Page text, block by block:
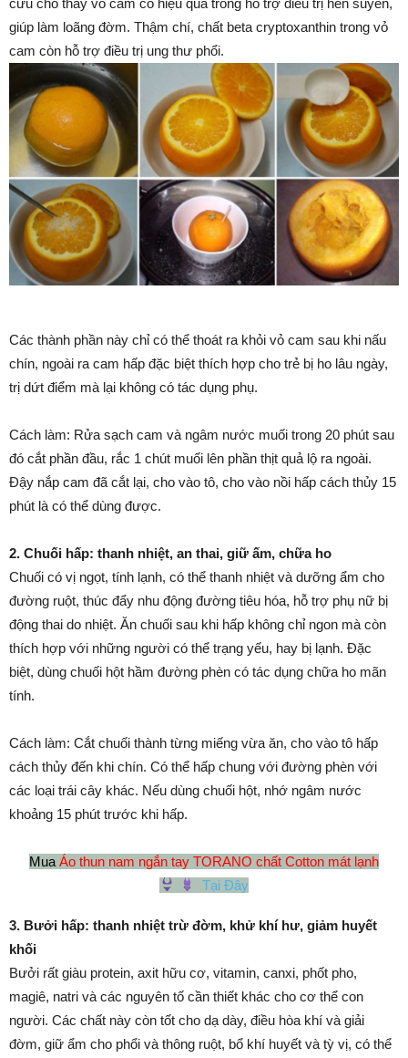
cứu cho thấy vỏ cam có hiệu quả trong hỗ trợ điều trị hen suyễn,
giúp làm loãng đờm. Thậm chí, chất beta cryptoxanthin trong vỏ
cam còn hỗ trợ điều trị ung thư phổi.
Các thành phần này chỉ có thể thoát ra khỏi vỏ cam sau khi nấu
chín, ngoài ra cam hấp đặc biệt thích hợp cho trẻ bị ho lâu ngày,
trị dứt điểm mà lại không có tác dụng phụ.
Cách làm: Rửa sạch cam và ngâm nước muối trong 20 phút sau
đó cắt phần đầu, rắc 1 chút muối lên phần thịt quả lộ ra ngoài.
Đậy nắp cam đã cắt lại, cho vào tô, cho vào nồi hấp cách thủy 15
phút là có thể dùng được.
2. Chuối hấp: thanh nhiệt, an thai, giữ ấm, chữa ho
Chuối có vị ngọt, tính lạnh, có thể thanh nhiệt và dưỡng ẩm cho
đường ruột, thúc đẩy nhu động đường tiêu hóa, hỗ trợ phụ nữ bị
động thai do nhiệt. Ăn chuối sau khi hấp không chỉ ngon mà còn
thích hợp với những người có thể trạng yếu, hay bị lạnh. Đặc
biệt, dùng chuối hột hầm đường phèn có tác dụng chữa ho mãn
tính.
Cách làm: Cắt chuối thành từng miếng vừa ăn, cho vào tô hấp
cách thủy đến khi chín. Có thể hấp chung với đường phèn với
các loại trái cây khác. Nếu dùng chuối hột, nhớ ngâm nước
khoảng 15 phút trước khi hấp.
Mua Áo thun nam ngắn tay TORANO chất Cotton mát lạnh
Tại Đây
3. Bưởi hấp: thanh nhiệt trừ đờm, khử khí hư, giảm huyết
khối
Bưởi rất giàu protein, axit hữu cơ, vitamin, canxi, phốt pho,
magiê, natri và các nguyên tố cần thiết khác cho cơ thể con
người. Các chất này còn tốt cho dạ dày, điều hòa khí và giải
đờm, giữ ẩm cho phổi và thông ruột, bổ khí huyết và tỳ vị, có thể